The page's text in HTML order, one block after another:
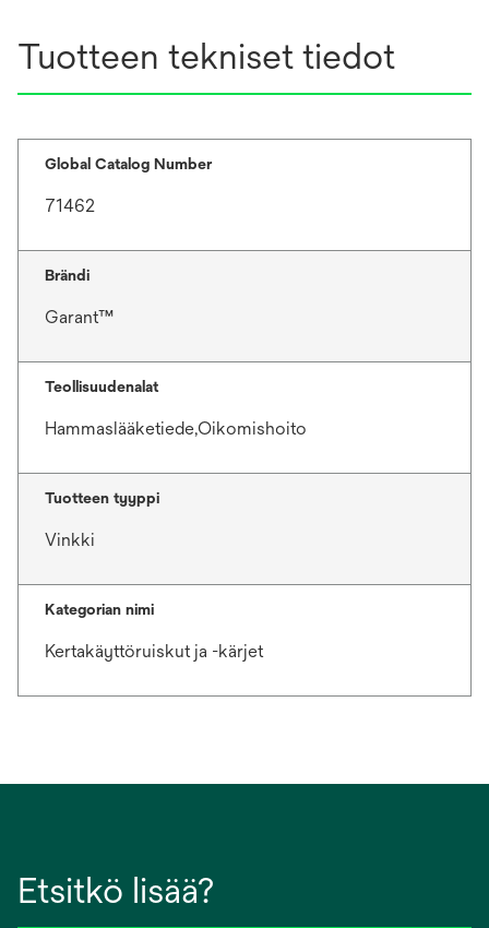
Tuotteen tekniset tiedot
Global Catalog Number
71462
Brändi
Garant™
Teollisuudenalat
Hammaslääketiede,Oikomishoito
Tuotteen tyyppi
Vinkki
Kategorian nimi
Kertakäyttöruiskut ja -kärjet
Etsitkö lisää?